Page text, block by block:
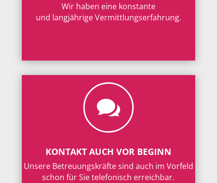
Wir haben eine konstante
und langjährige Vermittlungserfahrung.

KONTAKT AUCH VOR BEGINN
Unsere Betreuungskräfte sind auch im Vorfeld
schon für Sie telefonisch erreichbar.